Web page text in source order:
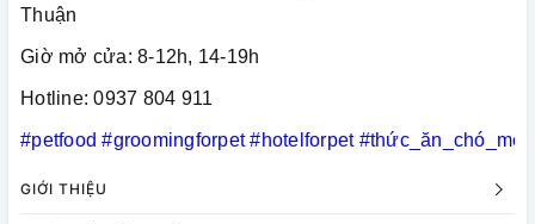
Thuận
Giờ mở cửa: 8-12h, 14-19h
Hotline: 0937 804 911
#petfood #groomingforpet #hotelforpet #thức_ăn_chó_mèo
GIỚI THIỆU